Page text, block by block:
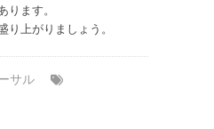
ります。
り上がりましょう。
サル